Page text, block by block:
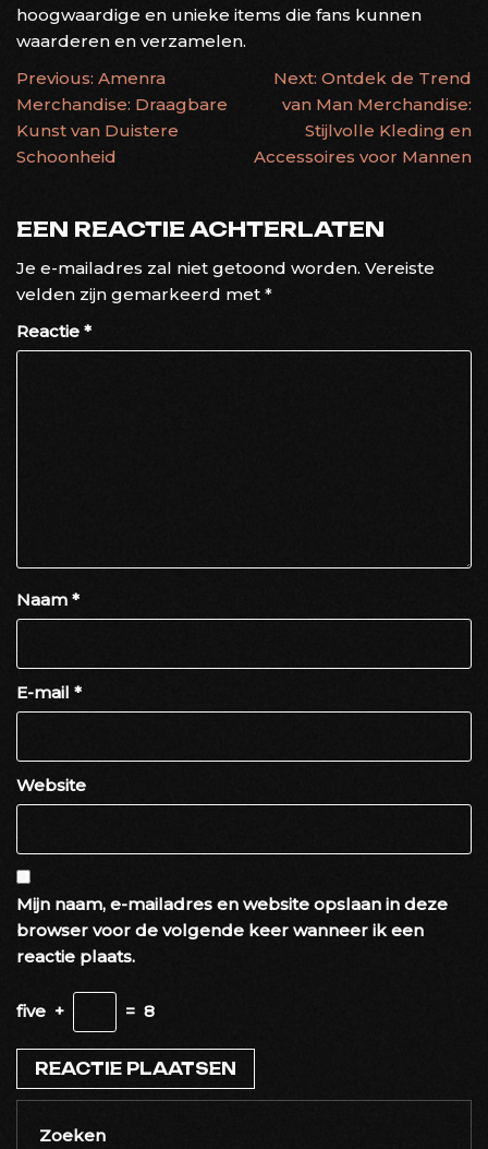
hoogwaardige en unieke items die fans kunnen
waarderen en verzamelen.
BERICHTNAVIGATIE
Previous: Amenra
Merchandise: Draagbare
Kunst van Duistere
Schoonheid
Next: Ontdek de Trend
van Man Merchandise:
Stijlvolle Kleding en
Accessoires voor Mannen
EEN REACTIE ACHTERLATEN
Je e-mailadres zal niet getoond worden. Vereiste
velden zijn gemarkeerd met *
Reactie *
Naam *
E-mail *
Website
Mijn naam, e-mailadres en website opslaan in deze
browser voor de volgende keer wanneer ik een
reactie plaats.
five + = 8
Zoeken